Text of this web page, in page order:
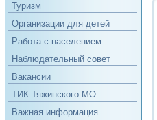
Туризм
Организации для детей
Работа с населением
Наблюдательный совет
Вакансии
ТИК Тяжинского МО
Важная информация